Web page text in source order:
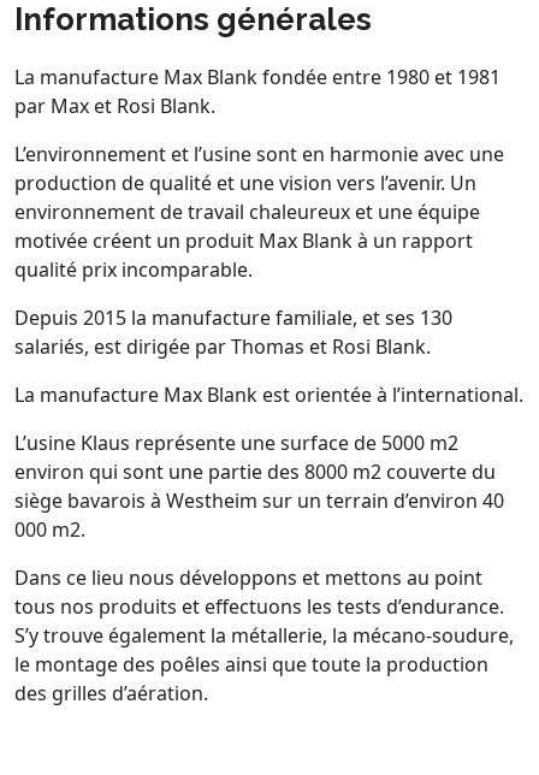
Informations générales
La manufacture Max Blank fondée entre 1980 et 1981
par Max et Rosi Blank.
L’environnement et l’usine sont en harmonie avec une
production de qualité et une vision vers l’avenir. Un
environnement de travail chaleureux et une équipe
motivée créent un produit Max Blank à un rapport
qualité prix incomparable.
Depuis 2015 la manufacture familiale, et ses 130
salariés, est dirigée par Thomas et Rosi Blank.
La manufacture Max Blank est orientée à l’international.
L’usine Klaus représente une surface de 5000 m2
environ qui sont une partie des 8000 m2 couverte du
siège bavarois à Westheim sur un terrain d’environ 40
000 m2.
Dans ce lieu nous développons et mettons au point
tous nos produits et effectuons les tests d’endurance.
S’y trouve également la métallerie, la mécano-soudure,
le montage des poêles ainsi que toute la production
des grilles d’aération.